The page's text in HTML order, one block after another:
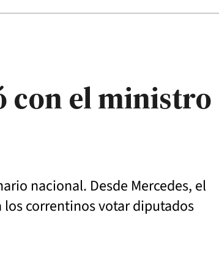
con el ministro
nacional. Desde Mercedes, el
correntinos votar diputados